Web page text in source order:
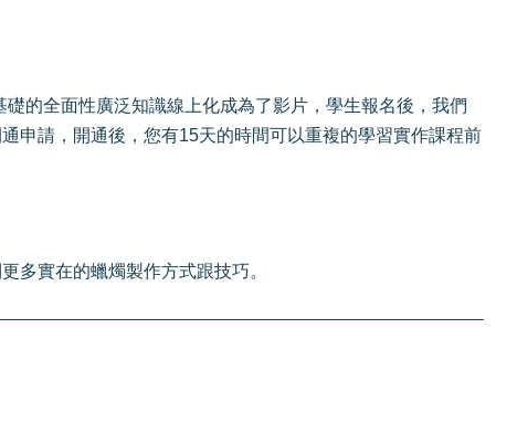
的全面性廣泛知識線上化成為了影片，學生報名後，我們
申請，開通後，您有15天的時間可以重複的學習實作課程前
多實在的蠟燭製作方式跟技巧。